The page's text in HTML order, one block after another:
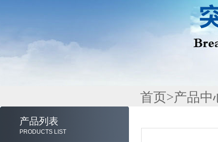
产品列表
PRODUCTS LIST
首页>产品中